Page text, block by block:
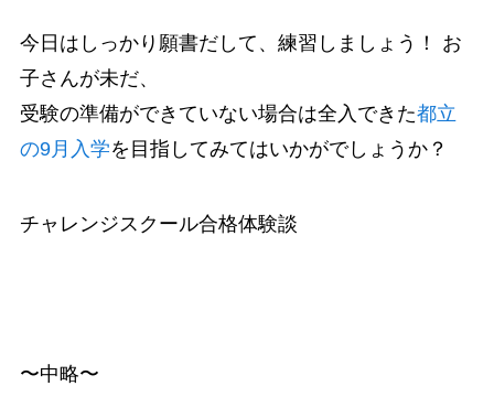
今日はしっかり願書だして、練習しましょう！ お
子さんが未だ、
受験の準備ができていない場合は全入できた都立
の9月入学を目指してみてはいかがでしょうか？
チャレンジスクール合格体験談
〜中略〜